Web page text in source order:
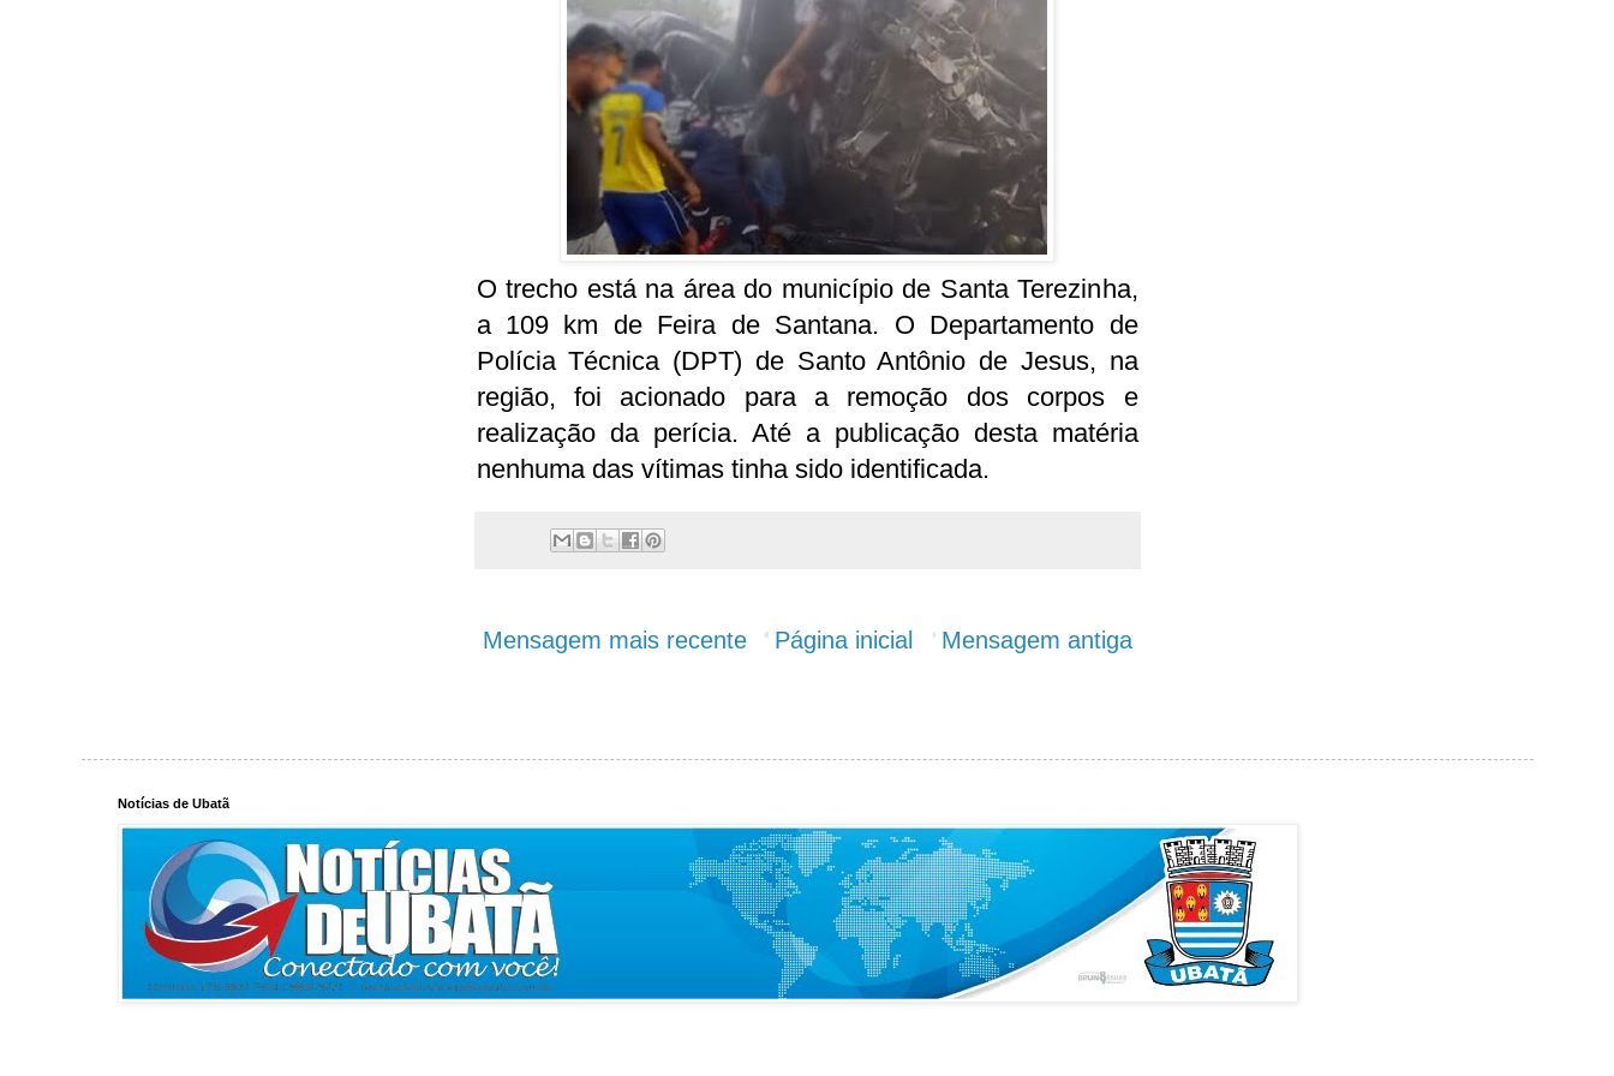
O trecho está na área do município de Santa Terezinha,
a 109 km de Feira de Santana. O Departamento de
Polícia Técnica (DPT) de Santo Antônio de Jesus, na
região, foi acionado para a remoção dos corpos e
realização da perícia. Até a publicação desta matéria
nenhuma das vítimas tinha sido identificada.
Mensagem mais recente Mensagem antiga
Página inicial
Notícias de Ubatã